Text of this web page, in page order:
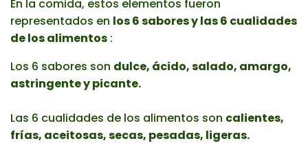
En la comida, estos elementos fueron
representados en los 6 sabores y las 6 cualidades
de los alimentos :
Los 6 sabores son dulce, ácido, salado, amargo,
astringente y picante.
Las 6 cualidades de los alimentos son calientes,
frías, aceitosas, secas, pesadas, ligeras.